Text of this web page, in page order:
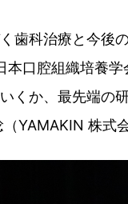
歯科治療と今
本口腔組織培養
くか、最先端の
YAMAKIN 株式